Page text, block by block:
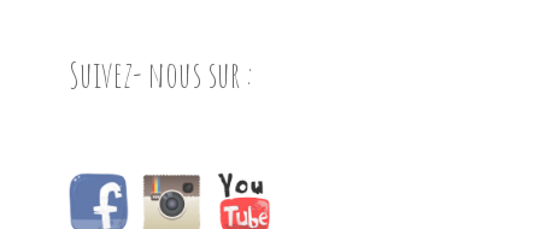
Suivez- nous sur :